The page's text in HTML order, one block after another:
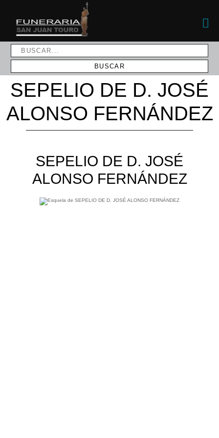
SEPELIO DE D. JOSÉ
ALONSO FERNÁNDEZ
SEPELIO DE D. JOSÉ
ALONSO FERNÁNDEZ